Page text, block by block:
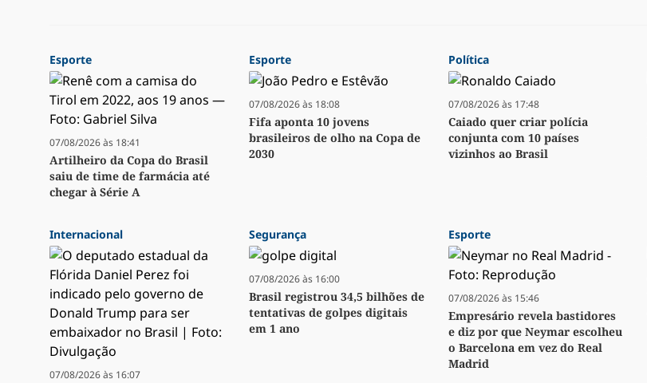
Esporte
07/08/2026 às 18:41
Artilheiro da Copa do Brasil
saiu de time de farmácia até
chegar à Série A
Esporte
07/08/2026 às 18:08
Fifa aponta 10 jovens
brasileiros de olho na Copa de
2030
Política
07/08/2026 às 17:48
Caiado quer criar polícia
conjunta com 10 países
vizinhos ao Brasil
Internacional
07/08/2026 às 16:07
Segurança
07/08/2026 às 16:00
Brasil registrou 34,5 bilhões de
tentativas de golpes digitais
em 1 ano
Esporte
07/08/2026 às 15:46
Empresário revela bastidores
e diz por que Neymar escolheu
o Barcelona em vez do Real
Madrid